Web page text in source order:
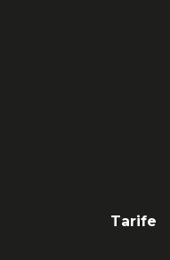
Tarife